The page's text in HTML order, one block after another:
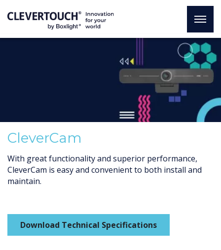
CleverCam
With great functionality and superior performance,
CleverCam is easy and convenient to both install and
maintain.
Download Technical Specifications